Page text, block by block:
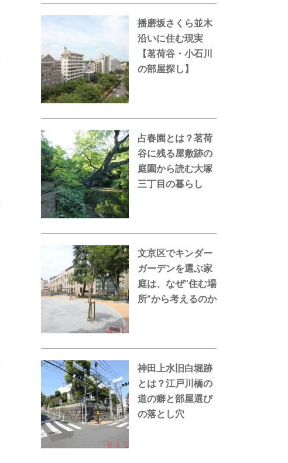
播磨坂さくら並木
沿いに住む現実
【茗荷谷・小石川
の部屋探し】
占春園とは？茗荷
谷に残る屋敷跡の
庭園から読む大塚
三丁目の暮らし
文京区でキンダー
ガーデンを選ぶ家
庭は、なぜ“住む場
所”から考えるのか
神田上水旧白堀跡
とは？江戸川橋の
道の癖と部屋選び
の落とし穴